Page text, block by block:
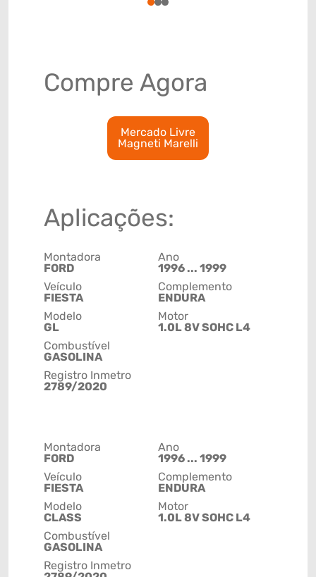
123
Compre Agora
Mercado Livre
Magneti Marelli
Aplicações:
Montadora
FORD
Veículo
FIESTA
Modelo
GL
Ano
1996 ... 1999
Complemento
ENDURA
Motor
1.0L 8V SOHC L4
Combustível
GASOLINA
Registro Inmetro
2789/2020
Montadora
FORD
Veículo
FIESTA
Modelo
CLASS
Ano
1996 ... 1999
Complemento
ENDURA
Motor
1.0L 8V SOHC L4
Combustível
GASOLINA
Registro Inmetro